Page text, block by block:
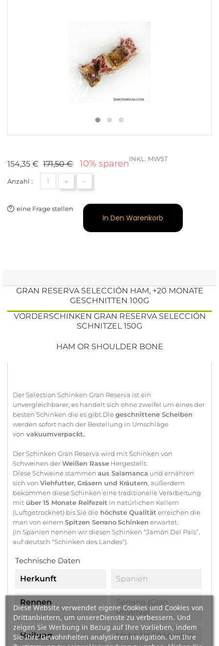
Diese Website verwendet eigene Cookies und Cookies von
Drittanbietern, um unsereDienste zu verbessern. Und
zeigen Sie Werbung in Bezug auf Ihre Vorlieben, indem
Sie Ihre Gewohnheiten analysieren navigation. Um Ihre
154,35 € 171,50 € 10% sparenINKL. MWST
Anzahl : + -
eine Frage stellen
In Den Warenkorb
GRAN RESERVA SELECCIÓN HAM, +20 MONATE
GESCHNITTEN 100G
VORDERSCHINKEN GRAN RESERVA SELECCIÓN
SCHNITZEL 150G
HAM OR SHOULDER BONE
Der Selection Schinken Gran Reserva ist ein
unvergleichbarer, es handelt sich ohne zweifel um eines der
besten Schinken die es gibt.Diegeschnittene Scheiben
werden sofort nach der Bestellung in Umschläge
von vakuumverpackt.
Der Schinken Gran Reserva wird mit Schinken von
Schweinen derWeißen Rasse Hergestellt.
Diese Schweine stammen aus Salamanca und ernähren
sich von Viehfutter, Gräsern und Kräutern, außerdem
bekommen diese Schinken eine traditionelle Verarbeitung
mit über 15 Monate Reifezeit in natürlichen Kellern
(Luftgetrocknet) bis Sie die höchste Qualität erreichen die
man von einem Spitzen SerranoSchinken erwartet.
(In Spanien nennen wir diesen Schinken “Jamón Del País”,
auf deutsch "Schinken des Landes").
Technische Daten
Herkunft
Spanien
Rennen
Serrano (Gran
Reserva)
Heilung Mehr Als 20 Monate